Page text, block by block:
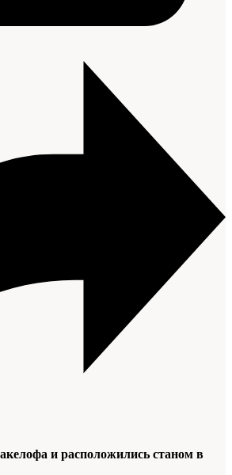
и расположились станом в